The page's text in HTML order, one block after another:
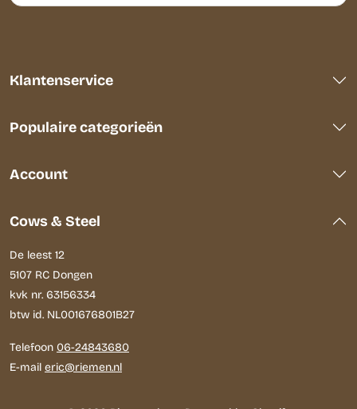
Klantenservice
Populaire categorieën
Account
Cows & Steel
De leest 12
5107 RC Dongen
kvk nr. 63156334
btw id. NL001676801B27
Telefoon 06-24843680
E-mail eric@riemen.nl